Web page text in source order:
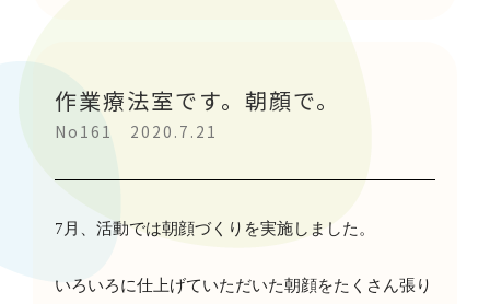
作業療法室です。朝顔で。
No161 2020.7.21
7月、活動では朝顔づくりを実施しました。
いろいろに仕上げていただいた朝顔をたくさん張り